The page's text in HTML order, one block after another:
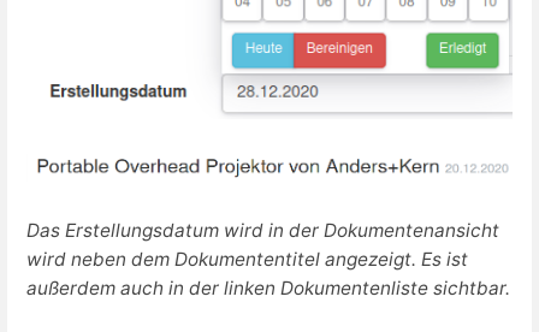
Das Erstellungsdatum wird in der Dokumentenansicht
wird neben dem Dokumententitel angezeigt. Es ist
außerdem auch in der linken Dokumentenliste sichtbar.